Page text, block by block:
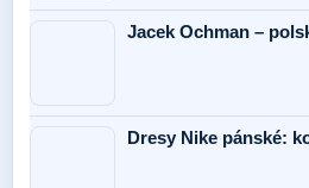
Jacek Ochman –
Dresy Nike pánské: